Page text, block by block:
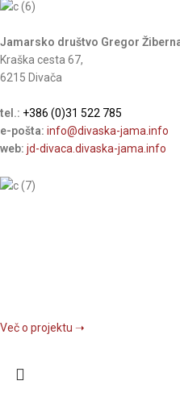
Jamarsko društvo Gregor
Kraška cesta 67,
6215 Divača
tel.: +386 (0)31 522 785
e-pošta: info@divaska-jama.info
web: jd-divaca.divaska-jama.info
Več o projektu ➝